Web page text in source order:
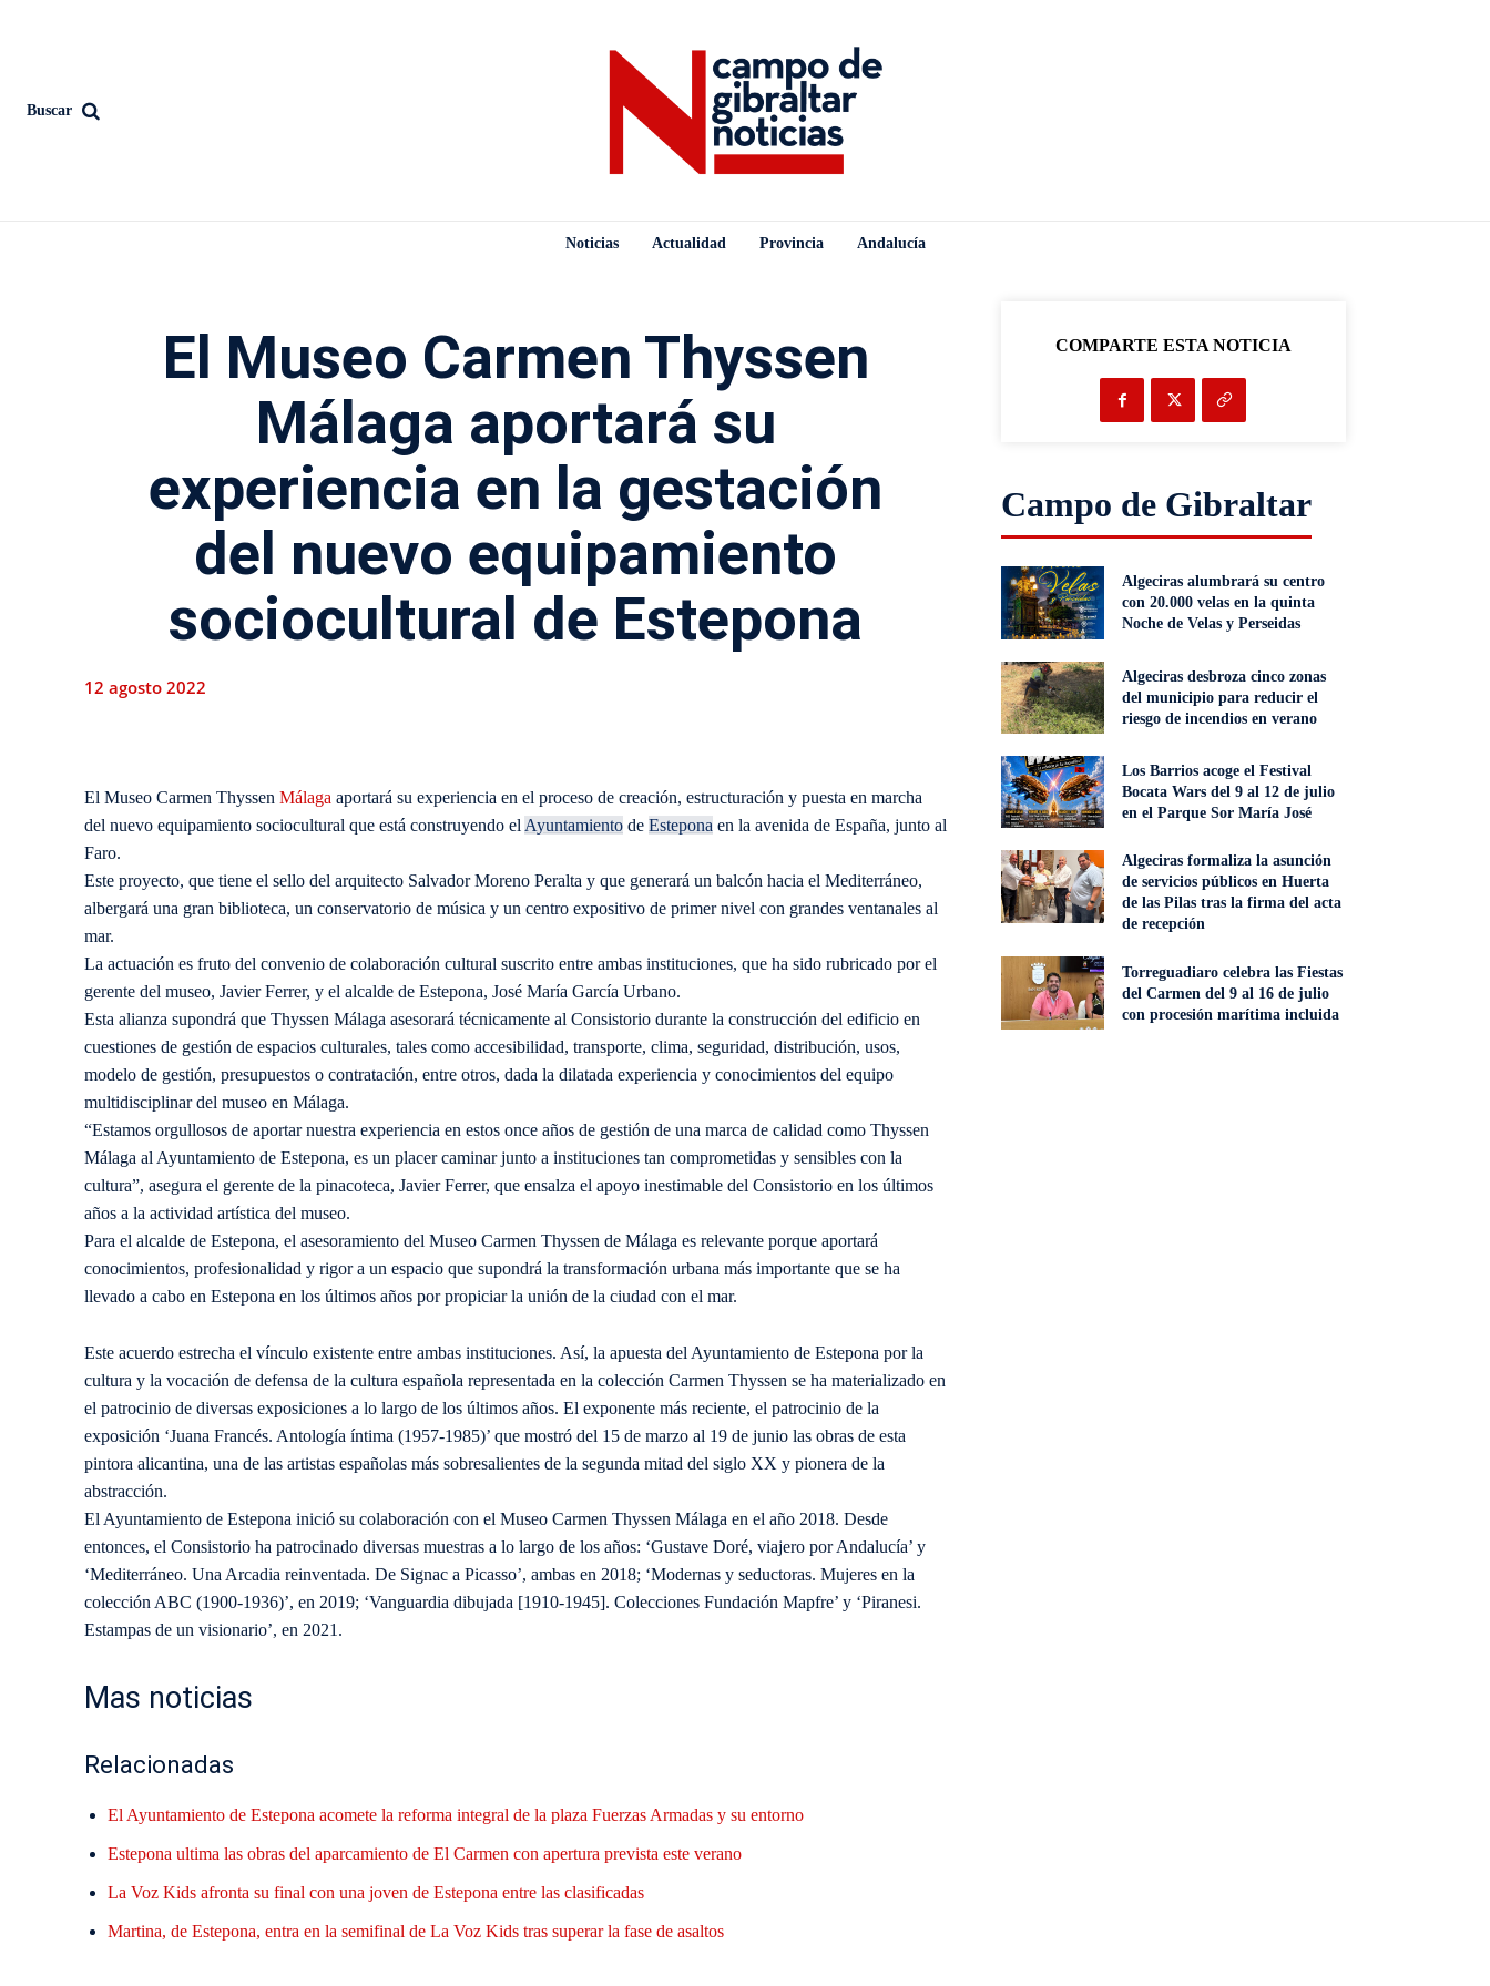
Buscar
Noticias Actualidad Provincia Andalucía
El Museo Carmen Thyssen
Málaga aportará su
experiencia en la gestación
del nuevo equipamiento
sociocultural de Estepona
12 agosto 2022
El Museo Carmen Thyssen Málaga aportará su experiencia en el proceso de creación, estructuración y puesta en marcha
del nuevo equipamiento sociocultural que está construyendo el Ayuntamiento de Estepona en la avenida de España, junto al
Faro.
Este proyecto, que tiene el sello del arquitecto Salvador Moreno Peralta y que generará un balcón hacia el Mediterráneo,
albergará una gran biblioteca, un conservatorio de música y un centro expositivo de primer nivel con grandes ventanales al
mar.
La actuación es fruto del convenio de colaboración cultural suscrito entre ambas instituciones, que ha sido rubricado por el
gerente del museo, Javier Ferrer, y el alcalde de Estepona, José María García Urbano.
Esta alianza supondrá que Thyssen Málaga asesorará técnicamente al Consistorio durante la construcción del edificio en
cuestiones de gestión de espacios culturales, tales como accesibilidad, transporte, clima, seguridad, distribución, usos,
modelo de gestión, presupuestos o contratación, entre otros, dada la dilatada experiencia y conocimientos del equipo
multidisciplinar del museo en Málaga.
“Estamos orgullosos de aportar nuestra experiencia en estos once años de gestión de una marca de calidad como Thyssen
Málaga al Ayuntamiento de Estepona, es un placer caminar junto a instituciones tan comprometidas y sensibles con la
cultura”, asegura el gerente de la pinacoteca, Javier Ferrer, que ensalza el apoyo inestimable del Consistorio en los últimos
años a la actividad artística del museo.
Para el alcalde de Estepona, el asesoramiento del Museo Carmen Thyssen de Málaga es relevante porque aportará
conocimientos, profesionalidad y rigor a un espacio que supondrá la transformación urbana más importante que se ha
llevado a cabo en Estepona en los últimos años por propiciar la unión de la ciudad con el mar.
Este acuerdo estrecha el vínculo existente entre ambas instituciones. Así, la apuesta del Ayuntamiento de Estepona por la
cultura y la vocación de defensa de la cultura española representada en la colección Carmen Thyssen se ha materializado en
el patrocinio de diversas exposiciones a lo largo de los últimos años. El exponente más reciente, el patrocinio de la
exposición ‘Juana Francés. Antología íntima (1957-1985)’ que mostró del 15 de marzo al 19 de junio las obras de esta
pintora alicantina, una de las artistas españolas más sobresalientes de la segunda mitad del siglo XX y pionera de la
abstracción.
El Ayuntamiento de Estepona inició su colaboración con el Museo Carmen Thyssen Málaga en el año 2018. Desde
entonces, el Consistorio ha patrocinado diversas muestras a lo largo de los años: ‘Gustave Doré, viajero por Andalucía’ y
‘Mediterráneo. Una Arcadia reinventada. De Signac a Picasso’, ambas en 2018; ‘Modernas y seductoras. Mujeres en la
colección ABC (1900-1936)’, en 2019; ‘Vanguardia dibujada [1910-1945]. Colecciones Fundación Mapfre’ y ‘Piranesi.
Estampas de un visionario’, en 2021.
Mas noticias
Relacionadas
El Ayuntamiento de Estepona acomete la reforma integral de la plaza Fuerzas Armadas y su entorno
Estepona ultima las obras del aparcamiento de El Carmen con apertura prevista este verano
La Voz Kids afronta su final con una joven de Estepona entre las clasificadas
Martina, de Estepona, entra en la semifinal de La Voz Kids tras superar la fase de asaltos
COMPARTE ESTA NOTICIA
Campo de Gibraltar
Algeciras alumbrará su centro
con 20.000 velas en la quinta
Noche de Velas y Perseidas
Algeciras desbroza cinco zonas
del municipio para reducir el
riesgo de incendios en verano
Los Barrios acoge el Festival
Bocata Wars del 9 al 12 de julio
en el Parque Sor María José
Algeciras formaliza la asunción
de servicios públicos en Huerta
de las Pilas tras la firma del acta
de recepción
Torreguadiaro celebra las Fiestas
del Carmen del 9 al 16 de julio
con procesión marítima incluida